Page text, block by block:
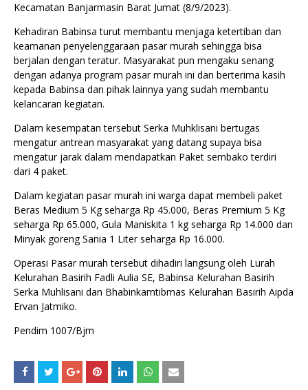
Kecamatan Banjarmasin Barat Jumat (8/9/2023).
Kehadiran Babinsa turut membantu menjaga ketertiban dan
keamanan penyelenggaraan pasar murah sehingga bisa
berjalan dengan teratur. Masyarakat pun mengaku senang
dengan adanya program pasar murah ini dan berterima kasih
kepada Babinsa dan pihak lainnya yang sudah membantu
kelancaran kegiatan.
Dalam kesempatan tersebut Serka Muhklisani bertugas
mengatur antrean masyarakat yang datang supaya bisa
mengatur jarak dalam mendapatkan Paket sembako terdiri
dari 4 paket.
Dalam kegiatan pasar murah ini warga dapat membeli paket
Beras Medium 5 Kg seharga Rp 45.000, Beras Premium 5 Kg
seharga Rp 65.000, Gula Maniskita 1 kg seharga Rp 14.000 dan
Minyak goreng Sania 1 Liter seharga Rp 16.000.
Operasi Pasar murah tersebut dihadiri langsung oleh Lurah
Kelurahan Basirih Fadli Aulia SE, Babinsa Kelurahan Basirih
Serka Muhlisani dan Bhabinkamtibmas Kelurahan Basirih Aipda
Ervan Jatmiko.
Pendim 1007/Bjm